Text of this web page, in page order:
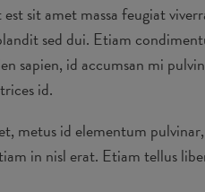
sit amet massa feugiat
sed dui. Etiam
sapien, id accumsan mi
id.
metus id elementum
in nisl erat. Etiam tellus